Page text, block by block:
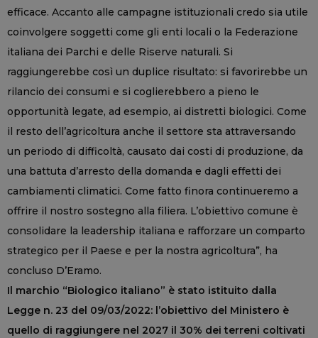
efficace. Accanto alle campagne istituzionali credo sia utile
coinvolgere soggetti come gli enti locali o la Federazione
italiana dei Parchi e delle Riserve naturali. Si
raggiungerebbe così un duplice risultato: si favorirebbe un
rilancio dei consumi e si coglierebbero a pieno le
opportunità legate, ad esempio, ai distretti biologici. Come
il resto dell’agricoltura anche il settore sta attraversando
un periodo di difficoltà, causato dai costi di produzione, da
una battuta d’arresto della domanda e dagli effetti dei
cambiamenti climatici. Come fatto finora continueremo a
offrire il nostro sostegno alla filiera. L’obiettivo comune è
consolidare la leadership italiana e rafforzare un comparto
strategico per il Paese e per la nostra agricoltura”, ha
concluso D’Eramo.
Il marchio “Biologico italiano” è stato istituito dalla
Legge n. 23 del 09/03/2022: l’obiettivo del Ministero è
quello di raggiungere nel 2027 il 30% dei terreni coltivati